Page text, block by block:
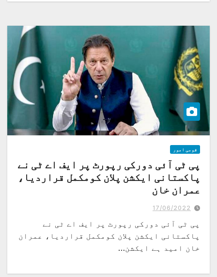
قومی امور
پی ٹی آئی دورکی رپورٹ پر ایف اے ٹی نے
پاکستانی ایکشن پلان کومکمل قراردیا،
عمران خان
کا دورہ پاکستان بھی کامیابی سے گزر جائے گا
17/06/2022
پی ٹی آئی دورکی رپورٹ پر ایف اے ٹی نے
پاکستانی ایکشن پلان کومکمل قراردیا، عمران
خان امید ہے ایکشن…